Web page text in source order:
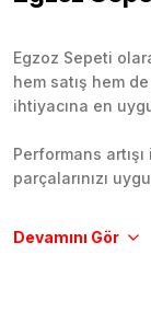
Egzoz Sepeti
hem satış hem
ihtiyacına en
Performans
parçalarınızı
Tüm ürünlerimiz